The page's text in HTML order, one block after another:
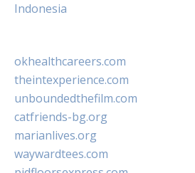
Indonesia
okhealthcareers.com
theintexperience.com
unboundedthefilm.com
catfriends-bg.org
marianlives.org
waywardtees.com